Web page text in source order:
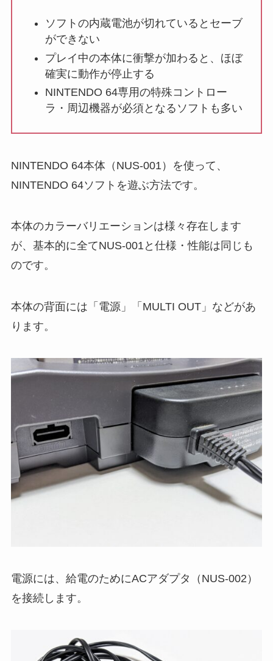
ソフトの内蔵電池が切れているとセーブ
ができない
プレイ中の本体に衝撃が加わると、ほぼ
確実に動作が停止する
NINTENDO 64専用の特殊コントロー
ラ・周辺機器が必須となるソフトも多い
NINTENDO 64本体（NUS-001）を使って、
NINTENDO 64ソフトを遊ぶ方法です。
本体のカラーバリエーションは様々存在します
が、基本的に全てNUS-001と仕様・性能は同じも
のです。
本体の背面には「電源」「MULTI OUT」などがあ
ります。
電源には、給電のためにACアダプタ（NUS-002）
を接続します。